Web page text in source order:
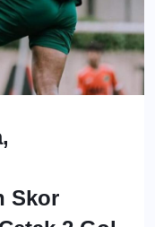
Skor